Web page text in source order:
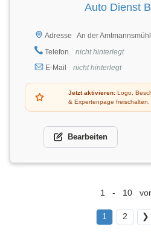
Auto Dienst
Adresse
An der
Telefon
nicht hinterlegt
E-Mail
nicht hinterlegt
Jetzt aktivieren: Logo,
& Expertenpage freischalten.
Bearbeiten
1 - 10
1 2 ❯